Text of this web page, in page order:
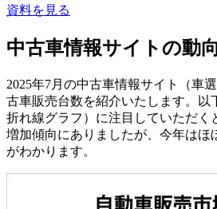
資料を見る
中古車情報サイトの動向
2025年7月の中古車情報サイト（車
古車販売台数を紹介いたします。以
折れ線グラフ）に注目していただく
増加傾向にありましたが、今年はほ
がわかります。